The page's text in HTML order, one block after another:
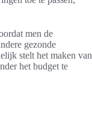
men de
gezonde
stelt het maken van
het budget te